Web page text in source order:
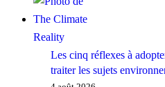
Les cinq réflexes à
traiter les sujets